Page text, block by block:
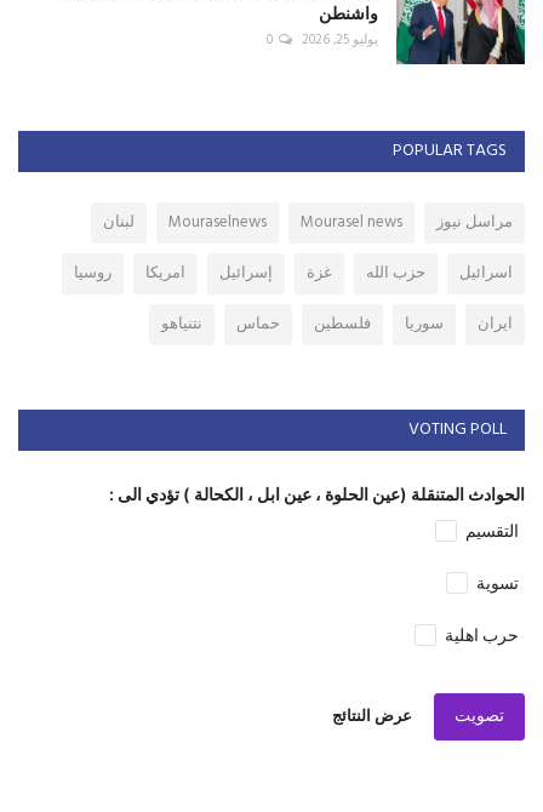
واشنطن
يوليو 25, 2026 0
POPULAR TAGS
مراسل نيوز Mourasel news
Mouraselnews
لبنان
اسرائيل
حزب الله غزة إسرائيل امريكا
روسيا
ايران
سوريا فلسطين حماس نتنياهو
VOTING POLL
الحوادث المتنقلة (عين الحلوة ، عين ابل ، الكحالة ) تؤدي الى :
التقسيم
تسوية
حرب اهلية
تصويت عرض النتائج